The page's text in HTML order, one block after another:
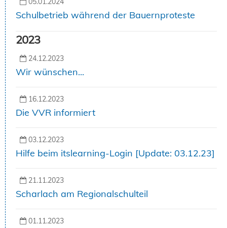
Schulbetrieb während der Bauernproteste
2023
24.12.2023
Wir wünschen...
16.12.2023
Die VVR informiert
03.12.2023
Hilfe beim itslearning-Login [Update: 03.12.23]
21.11.2023
Scharlach am Regionalschulteil
01.11.2023